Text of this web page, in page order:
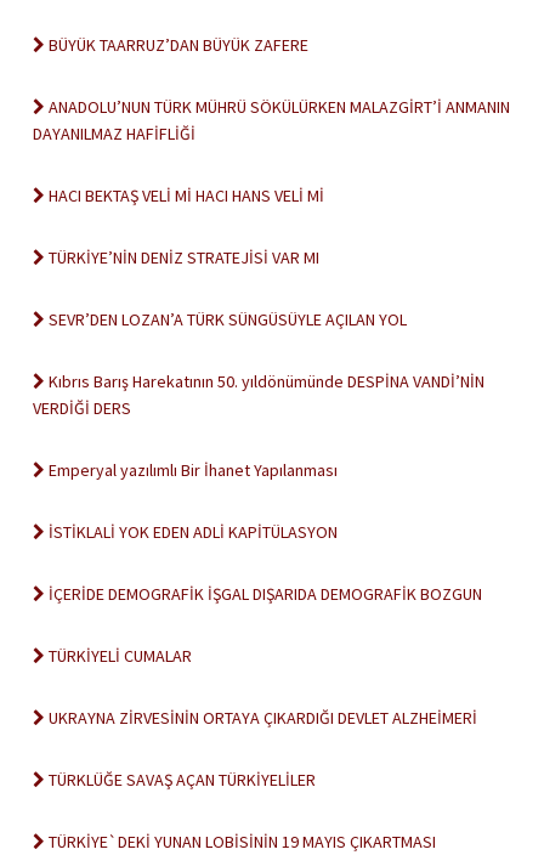
BÜYÜK TAARRUZ’DAN BÜYÜK ZAFERE
ANADOLU’NUN TÜRK MÜHRÜ SÖKÜLÜRKEN MALAZGİRT’İ ANMANIN
DAYANILMAZ HAFİFLİĞİ
HACI BEKTAŞ VELİ Mİ HACI HANS VELİ Mİ
TÜRKİYE’NİN DENİZ STRATEJİSİ VAR MI
SEVR’DEN LOZAN’A TÜRK SÜNGÜSÜYLE AÇILAN YOL
Kıbrıs Barış Harekatının 50. yıldönümünde DESPİNA VANDİ’NİN
VERDİĞİ DERS
Emperyal yazılımlı Bir İhanet Yapılanması
İSTİKLALİ YOK EDEN ADLİ KAPİTÜLASYON
İÇERİDE DEMOGRAFİK İŞGAL DIŞARIDA DEMOGRAFİK BOZGUN
TÜRKİYELİ CUMALAR
UKRAYNA ZİRVESİNİN ORTAYA ÇIKARDIĞI DEVLET ALZHEİMERİ
TÜRKLÜĞE SAVAŞ AÇAN TÜRKİYELİLER
TÜRKİYE`DEKİ YUNAN LOBİSİNİN 19 MAYIS ÇIKARTMASI